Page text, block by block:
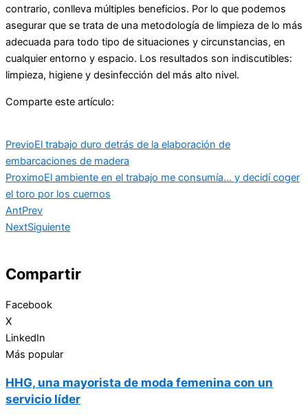
contrario, conlleva múltiples beneficios. Por lo que podemos
asegurar que se trata de una metodología de limpieza de lo más
adecuada para todo tipo de situaciones y circunstancias, en
cualquier entorno y espacio. Los resultados son indiscutibles:
limpieza, higiene y desinfección del más alto nivel.
Comparte este artículo:
PrevioEl trabajo duro detrás de la elaboración de
embarcaciones de madera
ProximoEl ambiente en el trabajo me consumía… y decidí coger
el toro por los cuernos
AntPrev
NextSiguiente
Compartir
Facebook
X
LinkedIn
Más popular
HHG, una mayorista de moda femenina con un
servicio líder